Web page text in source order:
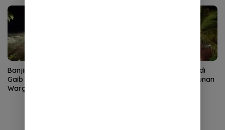
Banjir Bandang Terjang Rikit
Gaib Gayo Lues, Rumah
Warga Sempat Terendam
Kebakaran Dapur Bata di
Baitussalam, Satu Bangunan